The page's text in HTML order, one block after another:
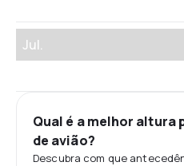
Jul.
Qual é a melhor altura
de avião?
Descubra com que